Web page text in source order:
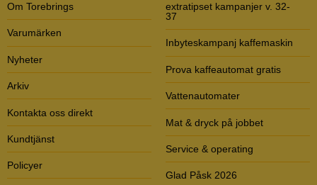
Om Torebrings
Varumärken
Nyheter
Arkiv
Kontakta oss direkt
Kundtjänst
Policyer
extratipset kampanjer v. 32-
37
Inbyteskampanj kaffemaskin
Prova kaffeautomat gratis
Vattenautomater
Mat & dryck på jobbet
Service & operating
Glad Påsk 2026